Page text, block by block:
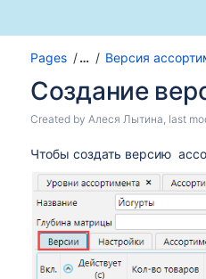
Знак"
помощник кассира"
ТСД
приходе
без кассового
на POS
товара на ТСД
Pages … Версия
Создание
Skip
end
of
metadata
Created by Алеся Лытина, last
Go
to
start
of
metadata
Чтобы создать версию